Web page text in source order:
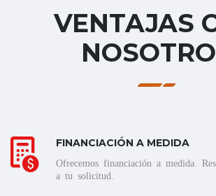
VENTAJAS
FINANCIACIÓN A MEDIDA
Ofrecemos financiación a medida.
a tu solicitud.